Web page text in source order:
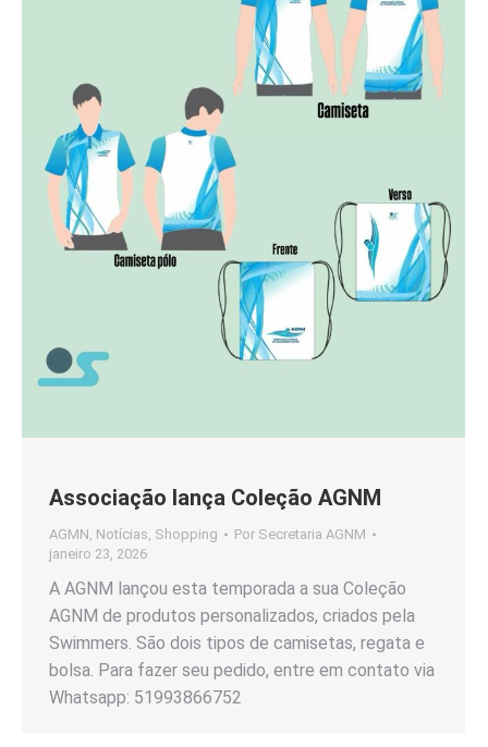
Associação lança Coleção AGNM
AGMN Notícias Shopping Por Secretaria AGNM
janeiro 23, 2026
A AGNM lançou esta temporada a sua Coleção
AGNM de produtos personalizados, criados pela
Swimmers. São dois tipos de camisetas, regata e
bolsa. Para fazer seu pedido, entre em contato via
Whatsapp: 51993866752